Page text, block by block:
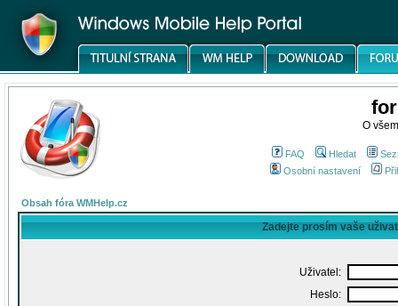
O
FAQ Hledat
Osobní nastavení
Obsah fóra WMHelp.cz
Zadejte prosím vaše
Uživatel:
Heslo: